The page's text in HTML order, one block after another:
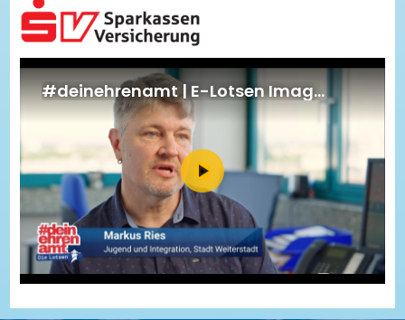
Mach dich schlau
GEMA-Pakt
Di@-Lotsen in Hessen
Energiepreiskrise und Ehrenamt
Flüchtlingshilfe + Integration
Generationsübergreifend aktiv
Patenschaftsprojekte
Qualifizierung & Fortbildung
Stiftungen
Vereine, Spenden, Steuern - Gut zu Wissen
Versicherungsschutz
Wissenswertes rund um dein Ehrenamt
Zahlen, Daten, Fakten aus Hessen
Service
Suche
Downloads
Kontakt
Impressum